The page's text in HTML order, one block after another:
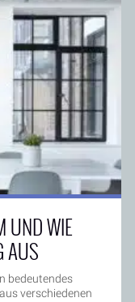
UND WIE
AUS
bedeutendes
verschiedenen